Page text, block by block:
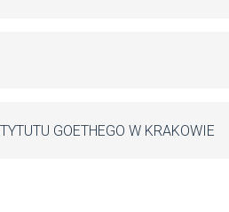
GOETHEGO W KRAKOWIE